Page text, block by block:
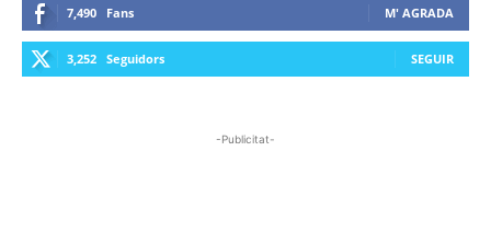
7,490 Fans M' AGRADA
3,252 Seguidors SEGUIR
-Publicitat-